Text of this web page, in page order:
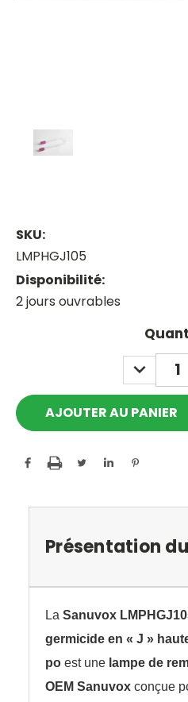
SKU:
LMPHGJ105
Disponibilité:
2 jours ouvrables
DECREASE
Présentation
La Sanuvox
germicide en « J »
po est une lampe de
OEM Sanuvox conçue